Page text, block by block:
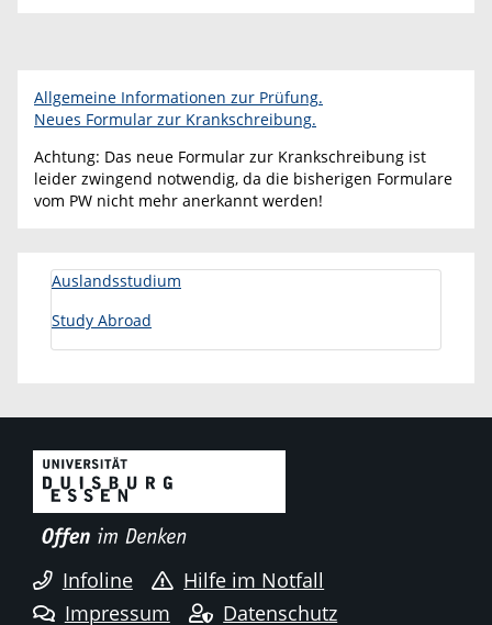
Allgemeine Informationen zur Prüfung.
Neues Formular zur Krankschreibung.
Achtung: Das neue Formular zur Krankschreibung ist
leider zwingend notwendig, da die bisherigen Formulare
vom PW nicht mehr anerkannt werden!
Auslandsstudium
Study Abroad
Infoline
Hilfe im Notfall
Impressum
Datenschutz